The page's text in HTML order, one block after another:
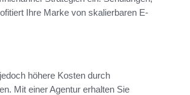
Ihre Marke von skalierbaren E-
höhere Kosten durch
Mit einer Agentur erhalten Sie